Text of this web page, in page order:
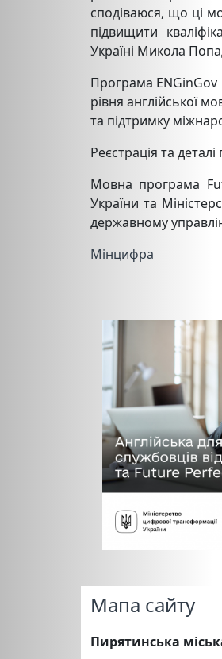
сподіваюся, що ці
підвищити
Україні Микола
Програма ENGinGov
рівня англійської
та підтримку
Реєстрація та
Мовна програма
України та
державному
Мінцифра
Мапа сайту
Пирятинська